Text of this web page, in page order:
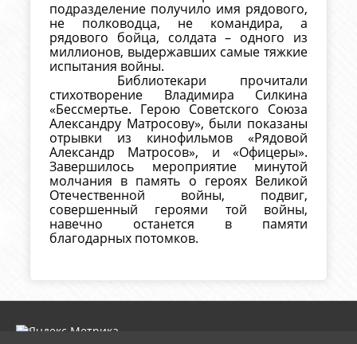
подразделение получило имя рядового,
не полководца, не командира, а
рядового бойца, солдата – одного из
миллионов, выдержавших самые тяжкие
испытания войны.
Библиотекари прочитали
стихотворение Владимира Силкина
«Бессмертье. Герою Советского Союза
Александру Матросову», были показаны
отрывки из кинофильмов «Рядовой
Александр Матросов», и «Офицеры».
Завершилось мероприятие минутой
молчания в память о героях Великой
Отечественной войны, подвиг,
совершенный героями той войны,
навечно останется в памяти
благодарных потомков.